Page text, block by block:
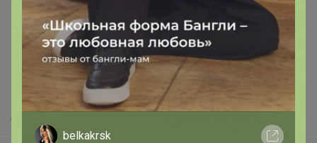
support@24-ok.ru
Написать в поддержку
Защита покупателя
Помощь
О нас
belkakrsk